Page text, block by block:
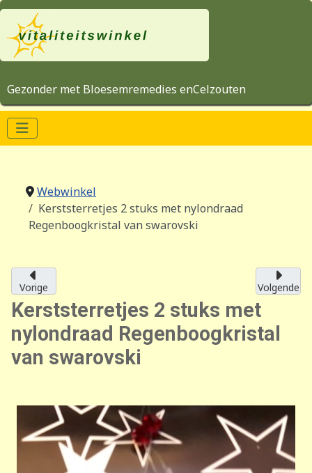
Gezonder met Bloesemremedies enCelzouten
Webwinkel
Kerststerretjes 2 stuks met nylondraad
Regenboogkristal van swarovski
Vorige Volgende
Kerststerretjes 2 stuks met
nylondraad Regenboogkristal
van swarovski